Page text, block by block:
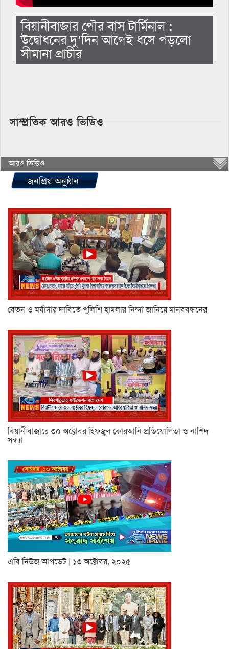
বিয়ানীবাজার পৌর বাস টার্মিনাল :
উদ্বোধনের দু’দিন আগেই ধসে পড়লো
সীমানা প্রাচীর
সাম্প্রতিক আরও ভিডিও
আরও ভিডিও
জনপ্রিয় অনুষ্ঠান
বেতন ও মর্যাদার দাবিতে পুলিশি হামলার নিন্দা জানিয়ে মানববন্ধনের
বিয়ানীবাজারে ৩০ অক্টোবর হিফজুল কোরআনি প্রতিযোগিতা ও নাশিদ
সন্ধ্যা
এবি নিউজ আপডেট | ১৩ অক্টোবর, ২০২৫